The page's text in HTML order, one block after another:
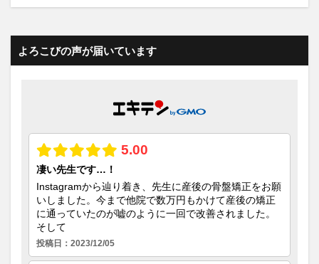
よろこびの声が届いています